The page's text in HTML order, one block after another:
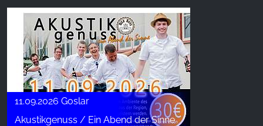
11.09.2026 Goslar
Akustikgenuss / Ein Abend der Sinne